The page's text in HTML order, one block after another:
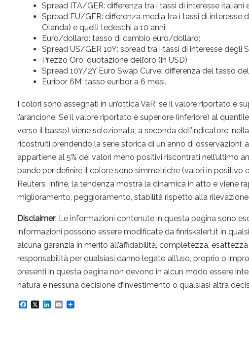
Spread ITA/GER: differenza tra i tassi di interesse italiani
Spread EU/GER: differenza media tra i tassi di interesse
Olanda) e quelli tedeschi a 10 anni;
Euro/dollaro: tasso di cambio euro/dollaro;
Spread US/GER 10Y: spread tra i tassi di interesse degli
Prezzo Oro: quotazione dell’oro (in USD)
Spread 10Y/2Y Euro Swap Curve: differenza del tasso
Euribor 6M: tasso euribor a 6 mesi.
I colori sono assegnati in un’ottica VaR: se il valore riportato è
l’arancione. Se il valore riportato è superiore (inferiore) al
verso il basso) viene selezionata, a seconda dell’indicatore,
ricostruiti prendendo la serie storica di un anno di osservazioni:
appartiene al 5% dei valori meno positivi riscontrati nell’ultimo
bande per definire il colore sono simmetriche (valori in
Reuters. Infine, la tendenza mostra la dinamica in atto e viene
miglioramento, peggioramento, stabilità rispetto alla
Disclaimer: Le informazioni contenute in questa pagina sono
informazioni possono essere modificate da finriskalert.it in
alcuna garanzia in merito all’affidabilità, completezza,
responsabilità per qualsiasi danno legato all’uso, proprio o
presenti in questa pagina non devono in alcun modo essere
natura e nessuna decisione d’investimento o qualsiasi altra
F
X
L
E